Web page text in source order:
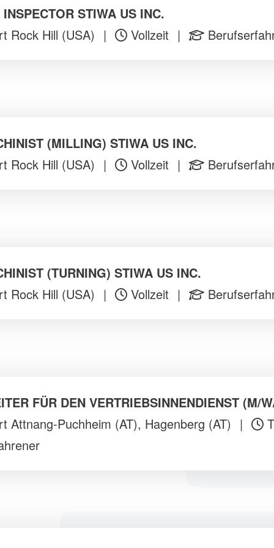
STIWA US INC.
Rock Hill (USA)
| Vollzeit |
(MILLING) STIWA US INC.
Rock Hill (USA)
| Vollzeit |
(TURNING) STIWA US INC.
Rock Hill (USA)
| Vollzeit |
FÜR DEN VERTRIEBSINNENDIENST (M/
Attnang-Puchheim (AT), Hagenberg (AT)
|